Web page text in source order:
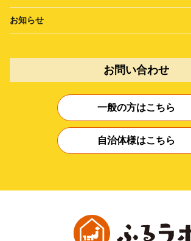
お知らせ
お問い合わせ
一般の方はこちら
自治体様はこちら